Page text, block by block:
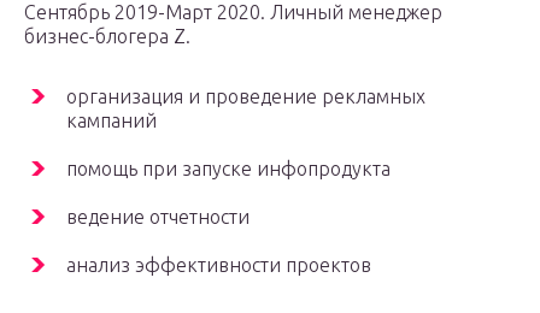
Сентябрь 2019-Март 2020. Личный менеджер
бизнес-блогера Z.
организация и проведение рекламных
кампаний
помощь при запуске инфопродукта
ведение отчетности
анализ эффективности проектов